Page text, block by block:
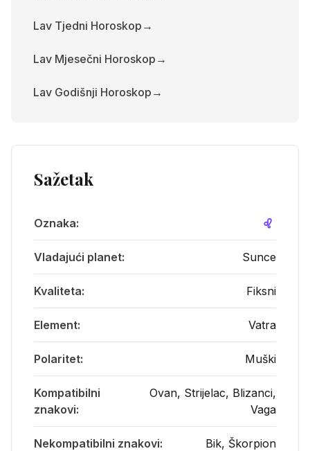
Lav Tjedni Horoskop →
Lav Mjesečni Horoskop →
Lav Godišnji Horoskop →
Sažetak
Oznaka: E
Vladajući planet: Sunce
Kvaliteta: Fiksni
Element: Vatra
Polaritet: Muški
Kompatibilni
znakovi:
Ovan, Strijelac, Blizanci,
Vaga
Nekompatibilni znakovi: Bik, Škorpion